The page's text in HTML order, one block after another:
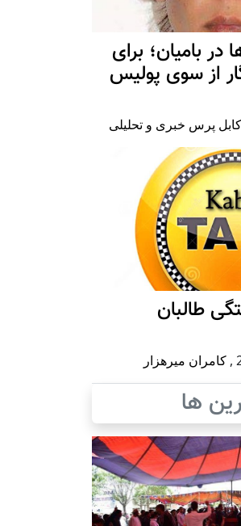
بامیان؛ برای
از سوی پولیس
کابل پرس خبری و تحلیلی
طالبان
, کامران میرهزار
ها